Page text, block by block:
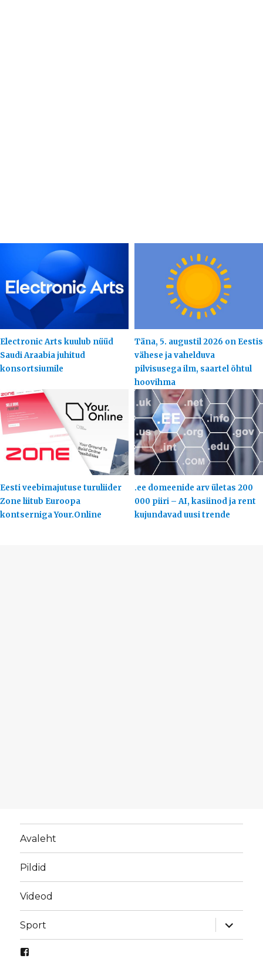
Electronic Arts kuulub nüüd
Saudi Araabia juhitud
konsortsiumile
Täna, 5. augustil 2026 on Eestis
vähese ja vahelduva
pilvisusega ilm, saartel õhtul
hoovihma
Eesti veebimajutuse turuliider
Zone liitub Euroopa
kontserniga Your.Online
.ee domeenide arv ületas 200
000 piiri – AI, kasiinod ja rent
kujundavad uusi trende
Avaleht
Pildid
Videod
Sport
laienda